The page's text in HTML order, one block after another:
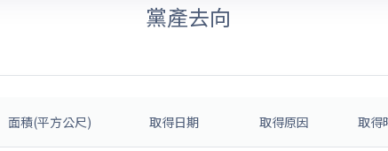
黨產去向
面積(平方公尺) 取得日期 取得原因 取得